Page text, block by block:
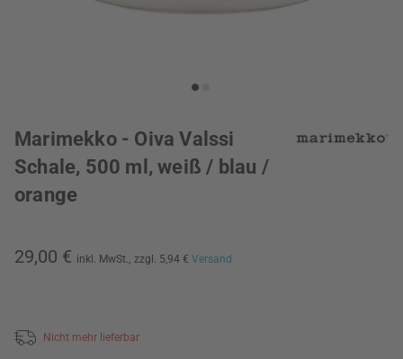
Marimekko - Oiva Valssi
Schale, 500 ml, weiß / blau /
orange
29,00 € inkl. MwSt., zzgl. 5,94 € Versand
Nicht mehr lieferbar